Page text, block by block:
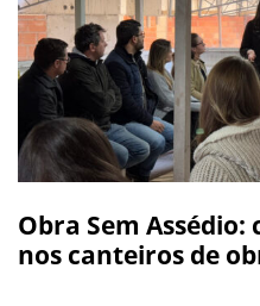
Obra Sem
nos canteiros de